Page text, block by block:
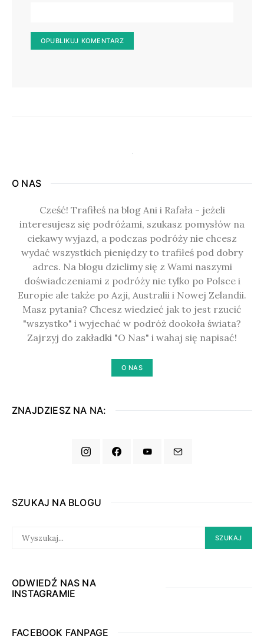
O NAS
Cześć! Trafiłeś na blog Ani i Rafała - jeżeli
interesujesz się podróżami, szukasz pomysłów na
ciekawy wyjazd, a podczas podróży nie chcesz
wydać wszystkich pieniędzy to trafiłeś pod dobry
adres. Na blogu dzielimy się z Wami naszymi
doświadczeniami z podróży nie tylko po Polsce i
Europie ale także po Azji, Australii i Nowej Zelandii.
Masz pytania? Chcesz wiedzieć jak to jest rzucić
"wszystko" i wyjechać w podróż dookoła świata?
Zajrzyj do zakładki "O Nas" i wahaj się napisać!
O NAS
ZNAJDZIESZ NA NA:
SZUKAJ NA BLOGU
FOR:
SZUKAJ
ODWIEDŹ NAS NA
INSTAGRAMIE
FACEBOOK FANPAGE